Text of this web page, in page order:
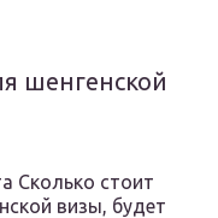
шенгенской
Сколько стоит
визы, будет